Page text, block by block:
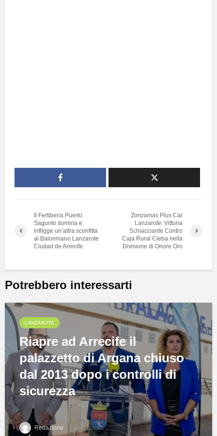
Il Fertiberia Puerto
Sagunto domina e
infligge un’altra sconfitta
al Balonmano Lanzarote
Ciudad de Arrecife
Zonzamas Plus Car
Lanzarote: Vittoria
Schiacciante Contro
Caja Rural Cleba nella
Divisione di Onore Oro
Potrebbero interessarti
LANZAROTE
Riapre ad Arrecife il
palazzetto di Argana chiuso
dal 2013 dopo i controlli di
sicurezza
Redazione